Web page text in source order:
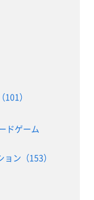
）
ドゲーム
ン（153）